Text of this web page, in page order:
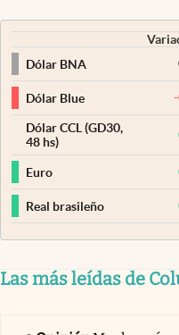
Dólar BNA
Dólar Blue
Dólar CCL (GD30,
48 hs)
Euro
Real brasileño
Las más leídas de